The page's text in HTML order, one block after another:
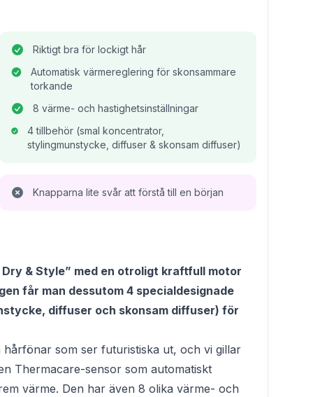
Riktigt bra för lockigt hår
Automatisk värmereglering för skonsammare
torkande
8 värme- och hastighetsinställningar
4 tillbehör (smal koncentrator,
stylingmunstycke, diffuser & skonsam diffuser)
Knapparna lite svår att förstå till en början
& Style” med en otroligt kraftfull motor
får man dessutom 4 specialdesignade
diffuser och skonsam diffuser) för
som ser futuristiska ut, och vi gillar
Thermacare-sensor som automatiskt
värme. Den har även 8 olika värme- och